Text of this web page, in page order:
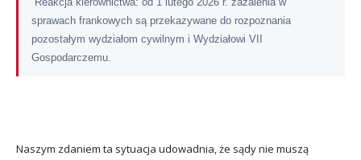
sprawach frankowych są przekazywane do rozpoznania
pozostałym wydziałom cywilnym i Wydziałowi VII
Gospodarczemu.
Naszym zdaniem ta sytuacja udowadnia, że sądy nie muszą